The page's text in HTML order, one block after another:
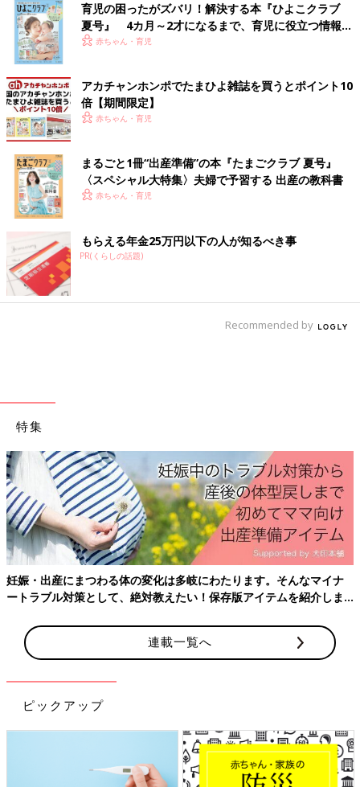
育児の困ったがズバリ！解決する本『ひよこクラブ
夏号』 4カ月～2才になるまで、育児に役立つ情報が
いっぱい！
赤ちゃん・育児
アカチャンホンポでたまひよ雑誌を買うとポイント10
倍【期間限定】
赤ちゃん・育児
まるごと1冊“出産準備”の本『たまごクラブ 夏号』
〈スペシャル大特集〉夫婦で予習する 出産の教科書
赤ちゃん・育児
もらえる年金25万円以下の人が知るべき事
PR(くらしの話題)
Recommended by
特集
妊娠・出産にまつわる体の変化は多岐にわたります。そんなマイナ
ートラブル対策として、絶対教えたい！保存版アイテムを紹介しま
連載一覧へ
ピックアップ